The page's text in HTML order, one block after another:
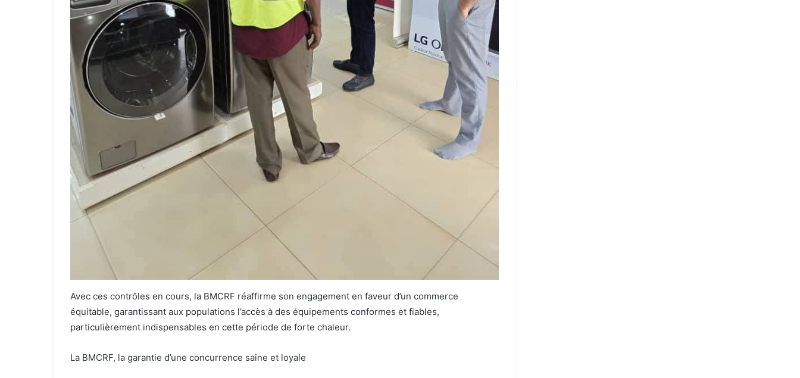
Avec ces contrôles en cours, la BMCRF réaffirme son engagement en faveur d’un commerce
équitable, garantissant aux populations l’accès à des équipements conformes et fiables,
particulièrement indispensables en cette période de forte chaleur.
La BMCRF, la garantie d’une concurrence saine et loyale